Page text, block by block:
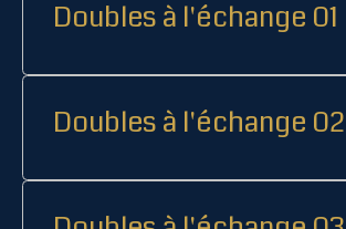
Doubles à l'échange 01
Doubles à l'échange 02